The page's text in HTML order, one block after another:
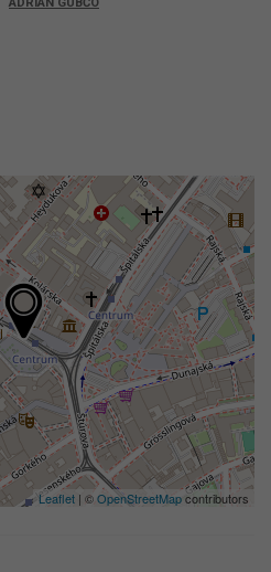
Leaflet | ©OpenStreetMapcontributors